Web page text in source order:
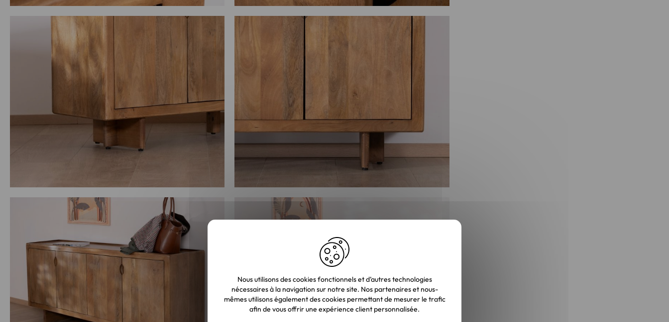
Nous utilisons des cookies fonctionnels et d’autres technologies
nécessaires à la navigation sur notre site. Nos partenaires et nous-
mêmes utilisons également des cookies permettant de mesurer le trafic
afin de vous offrir une expérience client personnalisée.